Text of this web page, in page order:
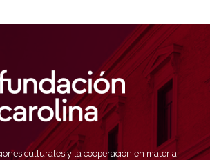
culturales y la cooperación en materia